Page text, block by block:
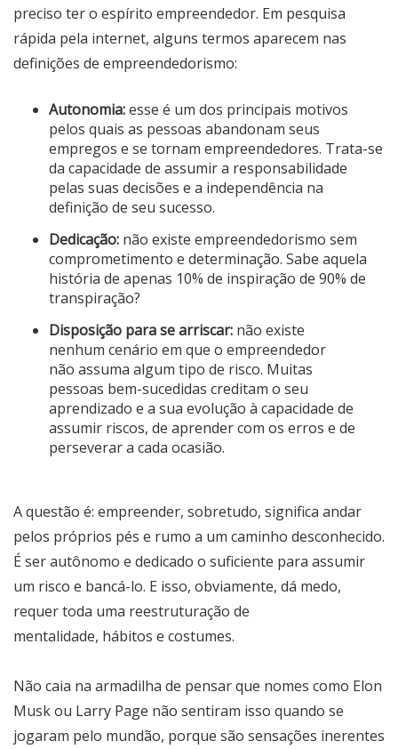
preciso ter o espírito empreendedor. Em pesquisa
rápida pela internet, alguns termos aparecem nas
definições de empreendedorismo:
Autonomia:esse é um dos principais motivos
pelos quais as pessoas abandonam seus
empregos e se tornam empreendedores. Trata-se
da capacidade de assumir a responsabilidade
pelas suas decisões e a independência na
definição de seu sucesso.
Dedicação: não existe empreendedorismo sem
comprometimento e determinação. Sabe aquela
história de apenas 10% de inspiração de 90% de
transpiração?
Disposição para se arriscar: não existe
nenhum cenário em que o empreendedor
não assuma algum tipo de risco. Muitas
pessoas bem-sucedidas creditam o seu
aprendizado e a sua evolução à capacidade de
assumir riscos, de aprender com os erros e de
perseverar a cada ocasião.
A questão é: empreender, sobretudo, significa andar
pelos próprios pés e rumo a um caminho desconhecido.
É ser autônomo e dedicado o suficiente para assumir
um risco e bancá-lo. E isso, obviamente, dá medo,
requer toda uma reestruturação de
mentalidade, hábitos e costumes.
Não caia na armadilha de pensar que nomes como Elon
Musk ou Larry Page não sentiram isso quando se
jogaram pelo mundão, porque são sensações inerentes